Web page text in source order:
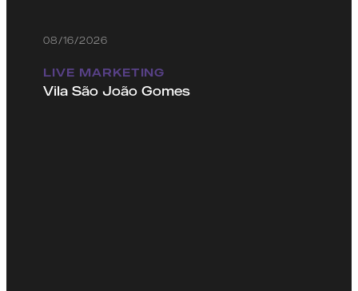
08/16/2026
LIVE MARKETING
Vila São João Gomes